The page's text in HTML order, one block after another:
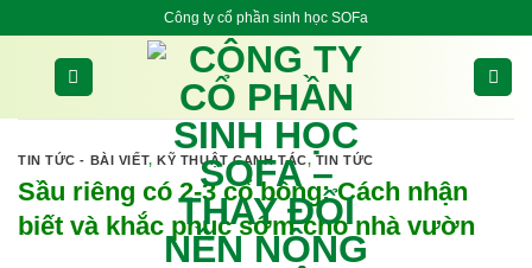
Công ty cổ phần sinh học SOFa
TIN TỨC - BÀI VIẾT,KỸ THUẬT CANH TÁC,TIN TỨC
Sầu riêng có 2-3 cổ bông: Cách nhận
biết và khắc phục sớm cho nhà vườn